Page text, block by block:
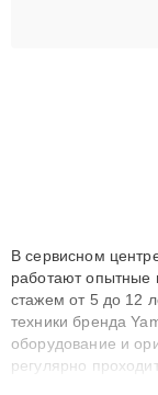
В сервисном
работают опытные
стажем от 5 до 12
техники бренда
оборудование и
регулярно